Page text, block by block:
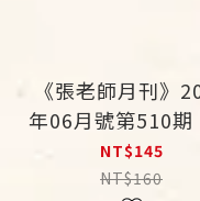
《張老師月刊》
年06月號第510期
癌不離愛 如何度
症失落
NT$145
NT$160